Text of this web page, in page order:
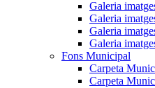
Galeria
Galeria
Galeria
Galeria
Fons Municipal
Carpeta
Carpeta